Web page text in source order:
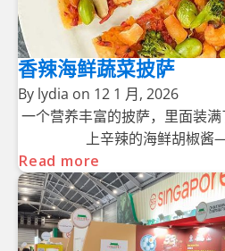
香辣海鲜蔬菜披萨
By lydia on 12 1 月, 2026
一个营养丰富的披萨，里面装
上辛辣的海鲜胡椒酱
Read more